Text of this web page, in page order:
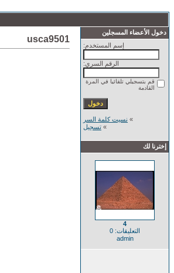
دخول الأعضاء المسجلين
إسم المستخدم:
الرقم السري:
قم بتسجيلي تلقائيا في المرة
القادمة
» نسيت كلمة السر
» تسجيل
إخترنا لك
4
التعليقات: 0
admin
usca9501